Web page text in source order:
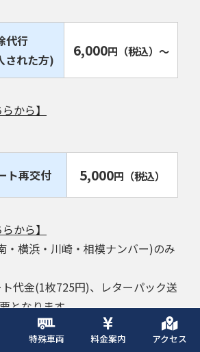
特殊車両 料金案内 アクセス
代行
された方)
6,000円 （税込） ～
から】
ト再交付 5,000円 （税込）
から】
横浜・川崎・相模ナンバー)のみ
代金(1枚725円)、レターパック送
となります。